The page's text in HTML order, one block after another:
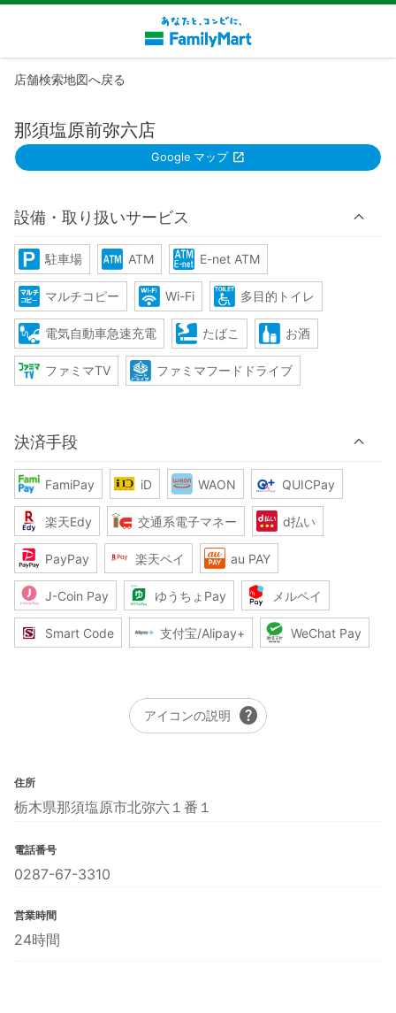
店舗検索地図へ戻る
那須塩原前弥六店
Google マップ
設備・取り扱いサービス
駐車場 ATM E-net ATM
マルチコピー Wi-Fi 多目的トイレ
電気自動車急速充電 たばこ お酒
ファミマTV ファミマフードドライブ
決済手段
FamiPay iD WAON QUICPay
楽天Edy 交通系電子マネー d払い
PayPay 楽天ペイ au PAY
J-Coin Pay ゆうちょPay メルペイ
Smart Code 支付宝/Alipay+ WeChat Pay
アイコンの説明 help
住所
栃木県那須塩原市北弥六１番１
電話番号
0287-67-3310
営業時間
24時間